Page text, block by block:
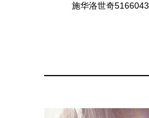
施华洛世奇5166043